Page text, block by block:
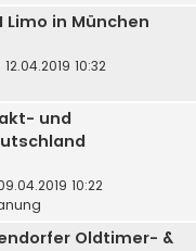
Limo in München
12.04.2019 10:32
und
10:22
Oldtimer- &